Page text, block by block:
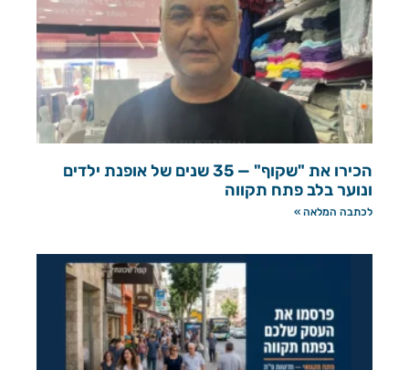
הכירו את "שקוף" — 35 שנים של אופנת ילדים
ונוער בלב פתח תקווה
לכתבה המלאה »